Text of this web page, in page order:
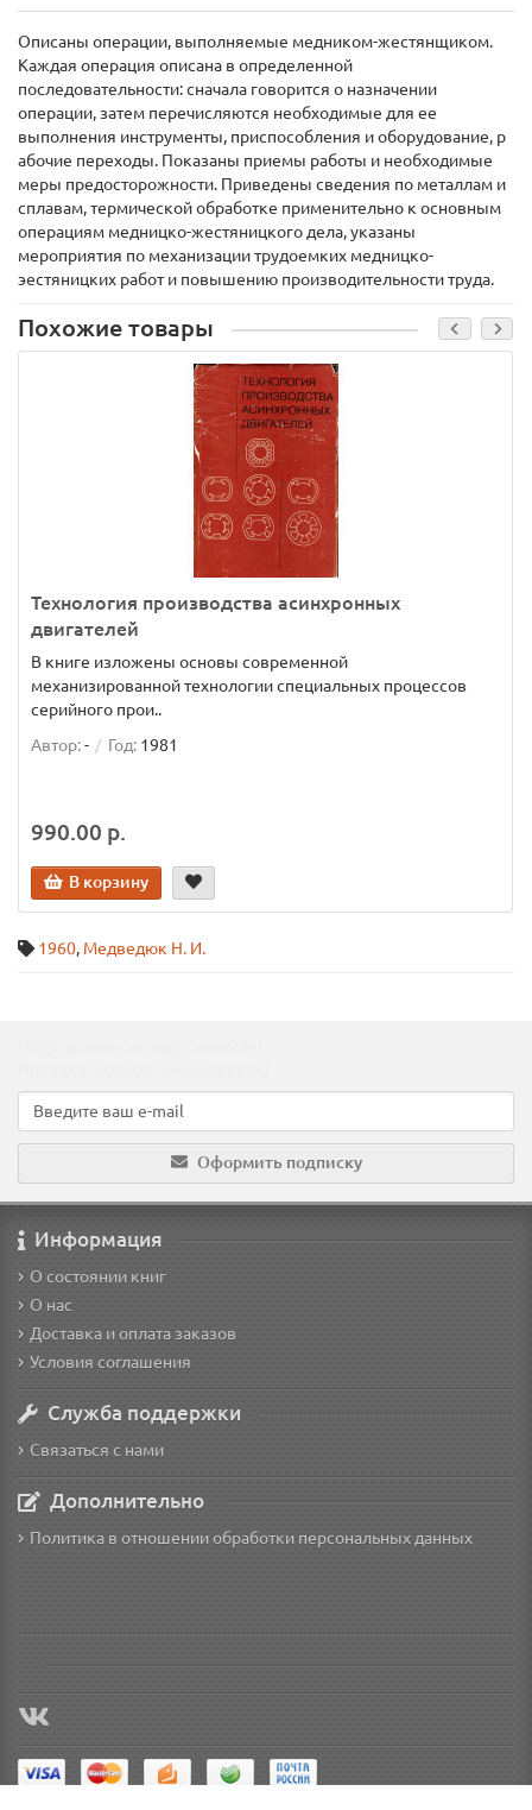
Описаны операции, выполняемые медником-жестянщиком.
Каждая операция описана в определенной
последовательности: сначала говорится о назначении
операции, затем перечисляются необходимые для ее
выполнения инструменты, приспособления и оборудование, р
абочие переходы. Показаны приемы работы и необходимые
меры предосторожности. Приведены сведения по металлам и
сплавам, термической обработке применительно к основным
операциям медницко-жестяницкого дела, указаны
мероприятия по механизации трудоемких медницко-
эестяницких работ и повышению производительности труда.
Похожие товары
Технология производства асинхронных
двигателей
В книге изложены основы современной
механизированной технологии специальных процессов
серийного прои..
Автор:- Год: 1981
990.00 р.
В корзину
1960, Медведюк Н. И.
Оформить подписку
Информация
О состоянии книг
О нас
Доставка и оплата заказов
Условия соглашения
Служба поддержки
Связаться с нами
Дополнительно
Политика в отношении обработки персональных данных